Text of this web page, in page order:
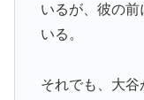
いるが、彼の
いる。
それでも、大